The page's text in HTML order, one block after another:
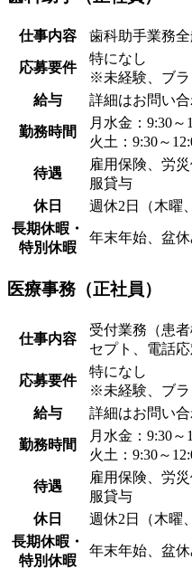
仕事内容 歯科助手業務
応募要件
特になし
※未経験、ブ
給与
詳細はお問い合
勤務時間
月水金：9:30～
火土：9:30～
待遇
雇用保険、労
服貸与
休日
週休2日（木曜
長期休暇・
特別休暇
年末年始、盆休
医療事務（正社員）
仕事内容
受付業務（患
セプト、電話
応募要件
特になし
※未経験、ブ
給与
詳細はお問い合
勤務時間
月水金：9:30～
火土：9:30～
待遇
雇用保険、労
服貸与
休日
週休2日（木曜
長期休暇・
特別休暇
年末年始、盆休